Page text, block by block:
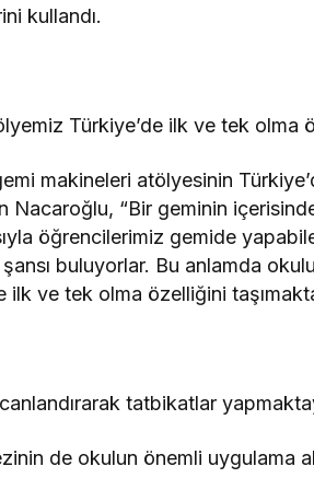
kullandı.
Türkiye’de ilk ve tek olma
makineleri atölyesinin
Nacaroğlu, “Bir geminin
öğrencilerimiz gemide
buluyorlar. Bu anlamda
ilk ve tek olma özelliğini
tatbikatlar
de okulun önemli uygulama